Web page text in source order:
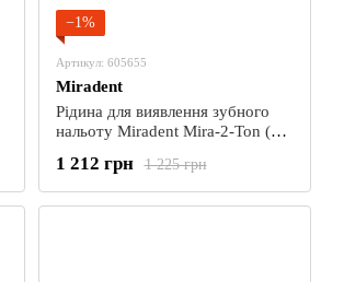
−1%
Артикул: 605655
Miradent
Рідина для виявлення зубного
нальоту Miradent Mira-2-Ton (60
1 225 грн
1 212 грн